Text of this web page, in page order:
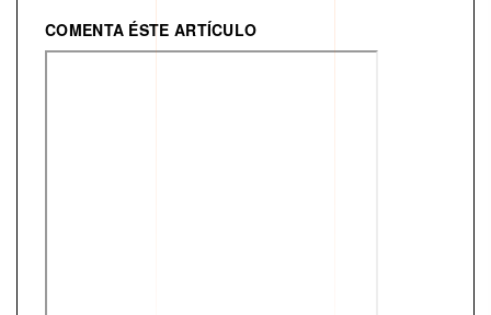
COMENTA ÉSTE ARTÍCULO